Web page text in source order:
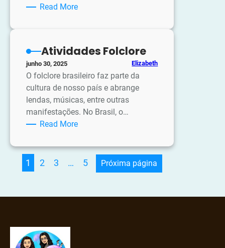
Read More:
avós
Atividades Folclore
junho 30, 2025 Elizabeth
O folclore brasileiro faz parte da
cultura de nosso país e abrange
lendas, músicas, entre outras
manifestações. No Brasil, o…
Read More:
Folclore
1 2 3 … 5 Próxima página